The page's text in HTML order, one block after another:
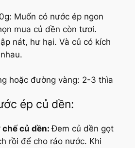
Muốn có nước ép ngon
mua củ dền còn tươi.
nát, hư hại. Và củ có kích
hoặc đường vàng: 2-3 thìa
ép củ dền:
chế củ dền:Đem củ dền gọt
rồi để cho ráo nước. Khi